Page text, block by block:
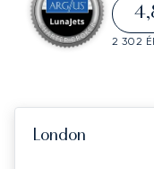
2 302
London